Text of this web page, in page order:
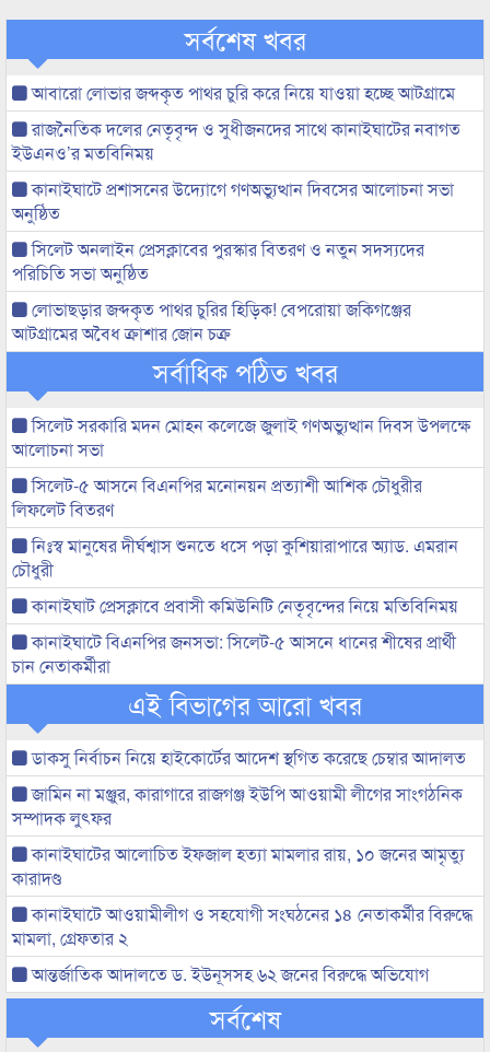
সর্বশেষ খবর
আবারো লোভার জব্দকৃত পাথর চুরি করে নিয়ে যাওয়া হচ্ছে আটগ্রামে
রাজনৈতিক দলের নেতৃবৃন্দ ও সুধীজনদের সাথে কানাইঘাটের নবাগত
ইউএনও’র মতবিনিময়
কানাইঘাটে প্রশাসনের উদ্যোগে গণঅভ্যুত্থান দিবসের আলোচনা সভা
অনুষ্ঠিত
সিলেট অনলাইন প্রেসক্লাবের পুরস্কার বিতরণ ও নতুন সদস্যদের
পরিচিতি সভা অনুষ্ঠিত
লোভাছড়ার জব্দকৃত পাথর চুরির হিড়িক! বেপরোয়া জকিগঞ্জের
আটগ্রামের অবৈধ ক্রাশার জোন চক্র
সর্বাধিক পঠিত খবর
সিলেট সরকারি মদন মোহন কলেজে জুলাই গণঅভ্যুত্থান দিবস উপলক্ষে
আলোচনা সভা
সিলেট-৫ আসনে বিএনপির মনোনয়ন প্রত্যাশী আশিক চৌধুরীর
লিফলেট বিতরণ
নিঃস্ব মানুষের দীর্ঘশ্বাস শুনতে ধসে পড়া কুশিয়ারাপারে অ্যাড. এমরান
চৌধুরী
কানাইঘাট প্রেসক্লাবে প্রবাসী কমিউনিটি নেতৃবৃন্দের নিয়ে মতিবিনিময়
কানাইঘাটে বিএনপির জনসভা: সিলেট-৫ আসনে ধানের শীষের প্রার্থী
চান নেতাকর্মীরা
এই বিভাগের আরো খবর
ডাকসু নির্বাচন নিয়ে হাইকোর্টের আদেশ স্থগিত করেছে চেম্বার আদালত
জামিন না মঞ্জুর, কারাগারে রাজগঞ্জ ইউপি আওয়ামী লীগের সাংগঠনিক
সম্পাদক লুৎফর
কানাইঘাটের আলোচিত ইফজাল হত্যা মামলার রায়, ১০ জনের আমৃত্যু
কারাদণ্ড
কানাইঘাটে আওয়ামীলীগ ও সহযোগী সংঘঠনের ১৪ নেতাকর্মীর বিরুদ্ধে
মামলা, গ্রেফতার ২
আন্তর্জাতিক আদালতে ড. ইউনূসসহ ৬২ জনের বিরুদ্ধে অভিযোগ
সর্বশেষ